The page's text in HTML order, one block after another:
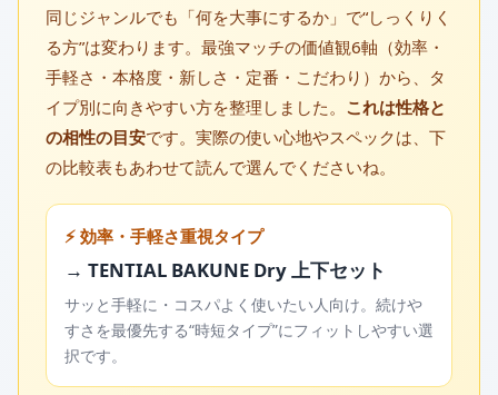
同じジャンルでも「何を大事にするか」で“しっくりく
る方”は変わります。最強マッチの価値観6軸（効率・
手軽さ・本格度・新しさ・定番・こだわり）から、タ
イプ別に向きやすい方を整理しました。 これは性格と
の相性の目安です。実際の使い心地やスペックは、下
の比較表もあわせて読んで選んでくださいね。
⚡ 効率・手軽さ重視タイプ
→ TENTIAL BAKUNE Dry 上下セット
サッと手軽に・コスパよく使いたい人向け。続けや
すさを最優先する“時短タイプ”にフィットしやすい選
択です。